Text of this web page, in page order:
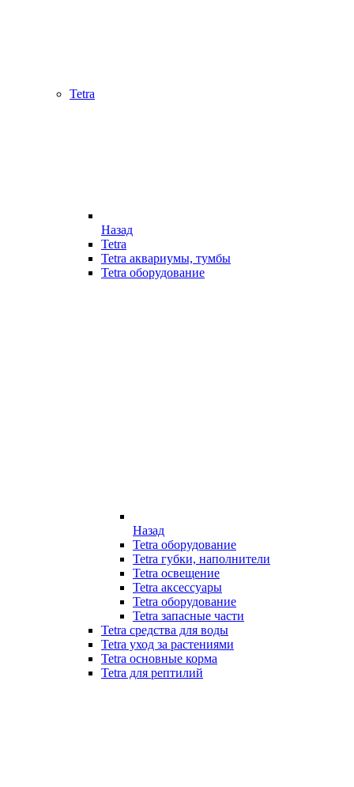
Tetra
Назад
Tetra
Tetra аквариумы, тумбы
Tetra оборудование
Назад
Tetra оборудование
Tetra губки, наполнители
Tetra освещение
Tetra аксессуары
Tetra оборудование
Tetra запасные части
Tetra средства для воды
Tetra уход за растениями
Tetra основные корма
Tetra для рептилий